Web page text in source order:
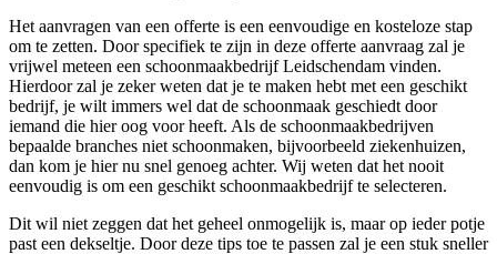
Het aanvragen van een offerte is een eenvoudige en kosteloze stap
om te zetten. Door specifiek te zijn in deze offerte aanvraag zal je
vrijwel meteen een schoonmaakbedrijf Leidschendam vinden.
Hierdoor zal je zeker weten dat je te maken hebt met een geschikt
bedrijf, je wilt immers wel dat de schoonmaak geschiedt door
iemand die hier oog voor heeft. Als de schoonmaakbedrijven
bepaalde branches niet schoonmaken, bijvoorbeeld ziekenhuizen,
dan kom je hier nu snel genoeg achter. Wij weten dat het nooit
eenvoudig is om een geschikt schoonmaakbedrijf te selecteren.
Dit wil niet zeggen dat het geheel onmogelijk is, maar op ieder potje
past een dekseltje. Door deze tips toe te passen zal je een stuk sneller